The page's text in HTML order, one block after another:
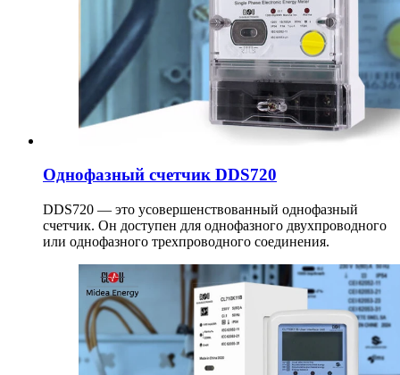
Однофазный счетчик DDS720
DDS720 — это усовершенствованный однофазный
счетчик. Он доступен для однофазного двухпроводного
или однофазного трехпроводного соединения.